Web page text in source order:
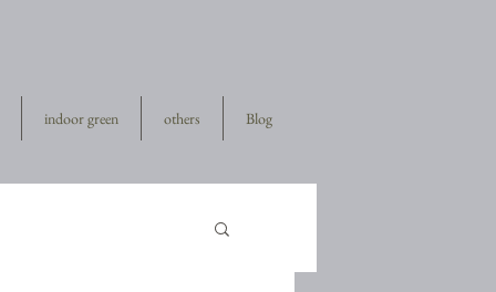
indoor green others Blog